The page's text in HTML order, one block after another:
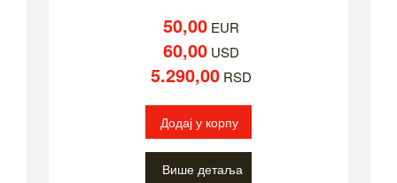
50,00EUR
60,00USD
5.290,00RSD
Додај у корпу
Више детаља